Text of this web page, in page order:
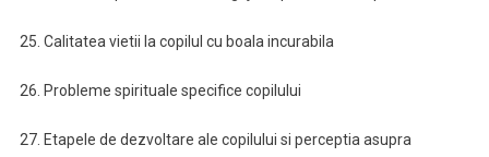
25. Calitatea vietii la copilul cu boala incurabila
26. Probleme spirituale specifice copilului
27. Etapele de dezvoltare ale copilului si perceptia asupra